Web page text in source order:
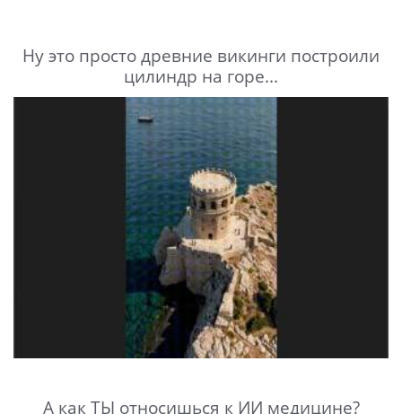
Ну это просто древние викинги построили
цилиндр на горе...
А как ТЫ относишься к ИИ медицине?